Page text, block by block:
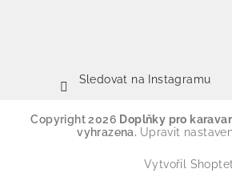
Sledovat na Instagramu
Copyright 2026 Doplňky pro
vyhrazena. Upravit
Vytvořil Shoptet